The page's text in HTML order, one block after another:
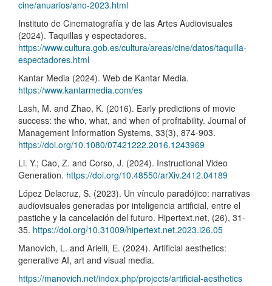
cine/anuarios/ano-2023.html
Instituto de Cinematografía y de las Artes Audiovisuales
(2024). Taquillas y espectadores.
https://www.cultura.gob.es/cultura/areas/cine/datos/taquilla-
espectadores.html
Kantar Media (2024). Web de Kantar Media.
https://www.kantarmedia.com/es
Lash, M. and Zhao, K. (2016). Early predictions of movie
success: the who, what, and when of profitability. Journal of
Management Information Systems, 33(3), 874-903.
https://doi.org/10.1080/07421222.2016.1243969
Li. Y.; Cao, Z. and Corso, J. (2024). Instructional Video
Generation. https://doi.org/10.48550/arXiv.2412.04189
López Delacruz, S. (2023). Un vínculo paradójico: narrativas
audiovisuales generadas por inteligencia artificial, entre el
pastiche y la cancelación del futuro. Hipertext.net, (26), 31-
35. https://doi.org/10.31009/hipertext.net.2023.i26.05
Manovich, L. and Arielli, E. (2024). Artificial aesthetics:
generative AI, art and visual media.
https://manovich.net/index.php/projects/artificial-aesthetics